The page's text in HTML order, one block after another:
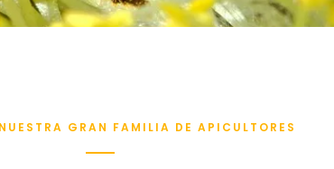
GRAN FAMILIA DE APICULTORES